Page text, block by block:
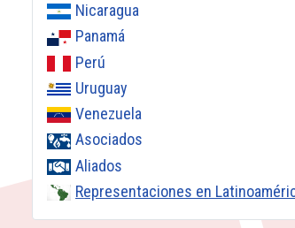
Nicaragua
Panamá
Perú
Uruguay
Venezuela
Asociados
Aliados
Representaciones en